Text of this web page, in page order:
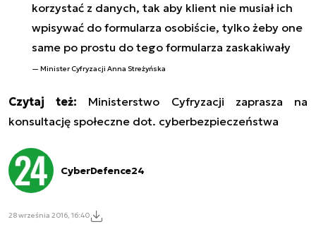
korzystać z danych, tak aby klient nie musiał ich
wpisywać do formularza osobiście, tylko żeby one
same po prostu do tego formularza zaskakiwały
Minister Cyfryzacji Anna Streżyńska
Czytaj też:
Ministerstwo Cyfryzacji zaprasza na
konsultację społeczne dot. cyberbezpieczeństwa
CyberDefence24
28 września 2016, 16:40